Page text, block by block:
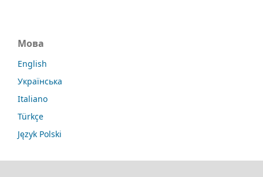
Мова
English
Українська
Italiano
Türkçe
Język Polski